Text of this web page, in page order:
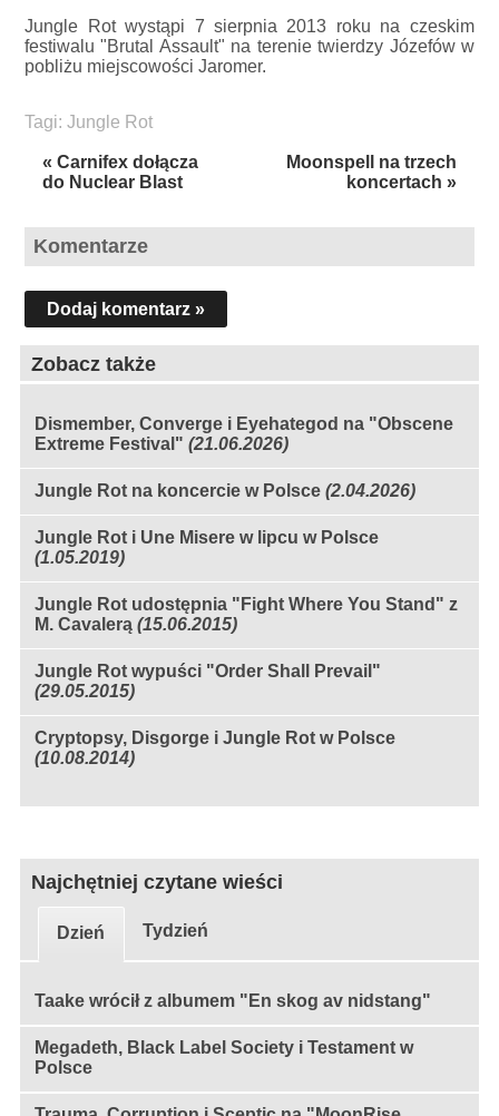
Jungle Rot wystąpi 7 sierpnia 2013 roku na czeskim
festiwalu "Brutal Assault" na terenie twierdzy Józefów w
pobliżu miejscowości Jaromer.
Tagi:Jungle Rot
« Carnifex dołącza
do Nuclear Blast
Moonspell na trzech
koncertach »
Komentarze
Dodaj komentarz »
Zobacz także
Dismember, Converge i Eyehategod na "Obscene
Extreme Festival" (21.06.2026)
Jungle Rot na koncercie w Polsce (2.04.2026)
Jungle Rot i Une Misere w lipcu w Polsce
(1.05.2019)
Jungle Rot udostępnia "Fight Where You Stand" z
M. Cavalerą (15.06.2015)
Jungle Rot wypuści "Order Shall Prevail"
(29.05.2015)
Cryptopsy, Disgorge i Jungle Rot w Polsce
(10.08.2014)
Najchętniej czytane wieści
Dzień Tydzień
Taake wrócił z albumem "En skog av nidstang"
Megadeth, Black Label Society i Testament w
Polsce